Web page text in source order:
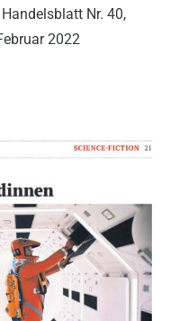
Nr. 40,
2022